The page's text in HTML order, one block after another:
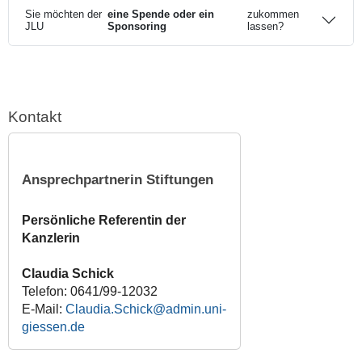
Sie möchten der
JLU
eine Spende oder ein
Sponsoring
zukommen
lassen?
Kontakt
Ansprechpartnerin Stiftungen
Persönliche Referentin der
Kanzlerin
Claudia Schick
Telefon: 0641/99-12032
E-Mail: Claudia.Schick